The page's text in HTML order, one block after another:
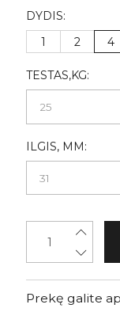
DYDIS:
1
2 4
TESTAS,KG:
ILGIS, MM:
Prekę galite